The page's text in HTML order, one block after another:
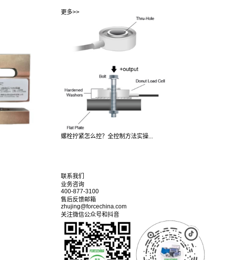
更多>>
螺栓拧紧怎么控？全控制方法实操...
联系我们
业务咨询
400-877-3100
售后反馈邮箱
zhujing@forcechina.com
关注微信公众号和抖音